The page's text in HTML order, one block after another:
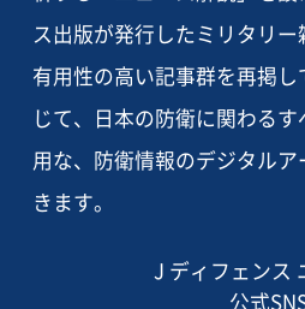
ス出版が発行したミリタリー
有用性の高い記事群を再掲
じて、日本の防衛に関わる
用な、防衛情報のデジタル
きます。
J ディフェンス
公式